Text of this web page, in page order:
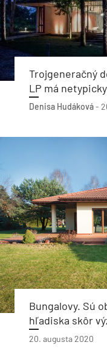
Trojgeneračný
LP má
Denisa Hudáková-
Bungalovy. Sú
hľadiska skôr
20. augusta 2020